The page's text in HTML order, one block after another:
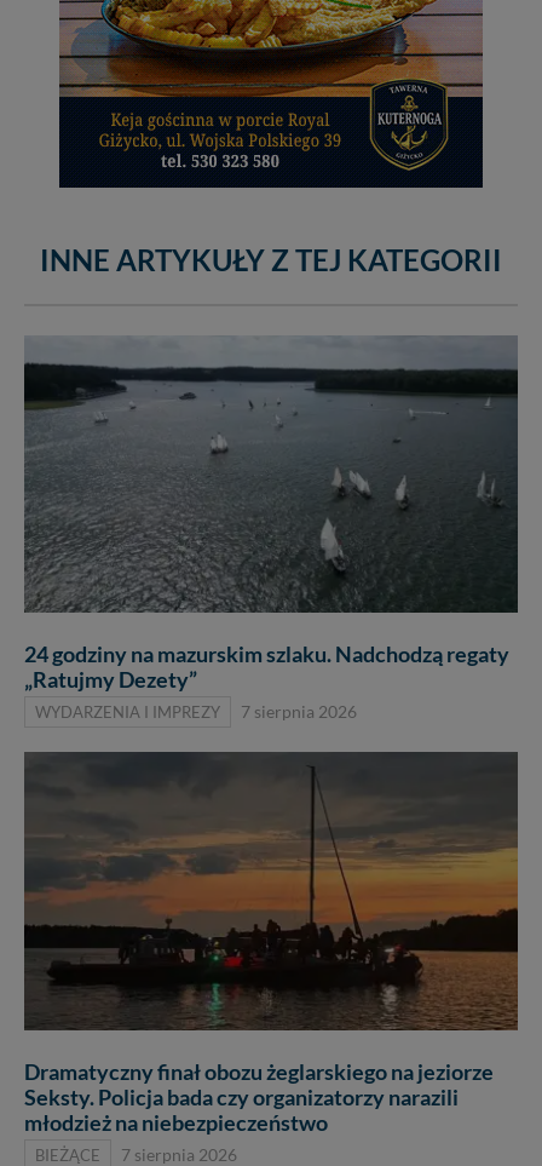
INNE ARTYKUŁY Z TEJ KATEGORII
24 godziny na mazurskim szlaku. Nadchodzą regaty
„Ratujmy Dezety”
WYDARZENIA I IMPREZY 7 sierpnia 2026
Dramatyczny finał obozu żeglarskiego na jeziorze
Seksty. Policja bada czy organizatorzy narazili
młodzież na niebezpieczeństwo
BIEŻĄCE 7 sierpnia 2026